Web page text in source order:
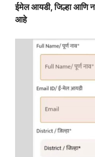
ईमेल आयडी, जिल्हा आणि
आहे